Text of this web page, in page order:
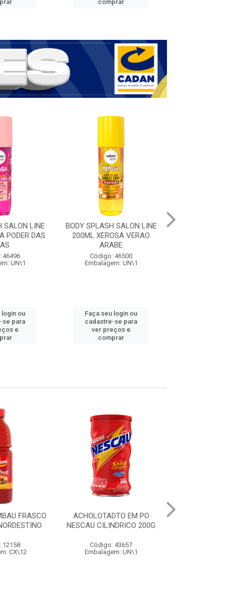
comprar
SALON LINE
PODER DAS
46496
UN\1
login ou
se para
e
BODY SPLASH SALON LINE
200ML XEROSA VERAO
ARABE
Código: 46500
Embalagem: UN\1
Faça seu login ou
cadastre-se para
ver preços e
comprar
FRASCO
12158
CX\12
ACHOLOTADTO EM PO
NESCAU CILINDRICO 200G
Código: 43657
Embalagem: UN\1